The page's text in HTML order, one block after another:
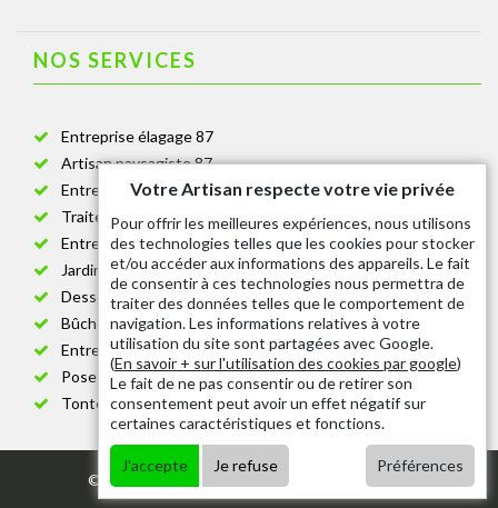
NOS SERVICES
Entreprise élagage 87
Artisan paysagiste 87
Entreprise de jardinage 87
Traitement anti-chenille 87
Entreprise abattage arbre 87
Jardinier taille de haie 87
Dessouchage arbre et haie 87
Bûcheron 87
Entretien espace vert cimetière 87
Pose et changement grillage et clôture 87
Tonte de pelouse 87
© 2020 - Tout droit réservé | Mentions légales
Votre Artisan respecte votre vie privée
Pour offrir les meilleures expériences, nous utilisons
des technologies telles que les cookies pour stocker
et/ou accéder aux informations des appareils. Le fait
de consentir à ces technologies nous permettra de
traiter des données telles que le comportement de
navigation. Les informations relatives à votre
utilisation du site sont partagées avec Google.
(En savoir + sur l'utilisation des cookies par google)
Le fait de ne pas consentir ou de retirer son
consentement peut avoir un effet négatif sur
certaines caractéristiques et fonctions.
J'accepte Je refuse Préférences